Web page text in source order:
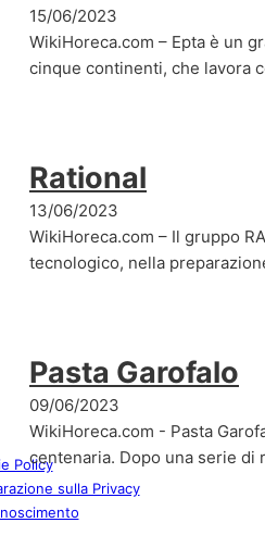
15/06/2023
WikiHoreca.com – Epta è un
cinque continenti, che lavora
Rational
13/06/2023
WikiHoreca.com – Il gruppo
tecnologico, nella
Pasta Garofalo
09/06/2023
WikiHoreca.com - Pasta
centenaria. Dopo una serie di
Policy
sulla Privacy